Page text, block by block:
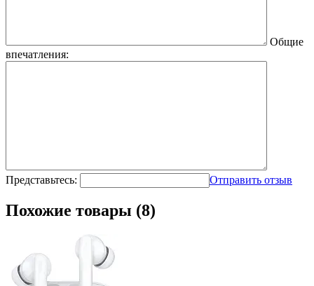
Общие
впечатления:
Представьтесь: Отправить отзыв
Похожие товары (8)